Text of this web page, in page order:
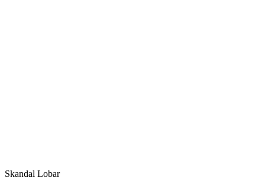
Skandal Lobar